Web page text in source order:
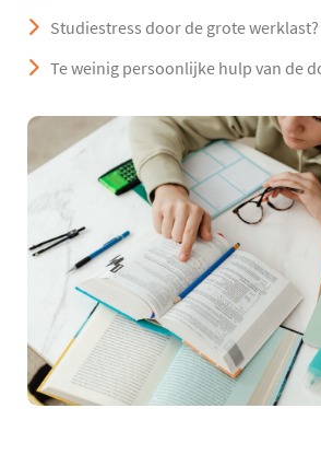
Studiestress door de grote werklast?
Te weinig persoonlijke hulp van de